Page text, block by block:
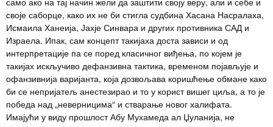
своје саборце, како их не би стигла судбина Хасана Насралаха,
Исмаила Ханеија, Јахје Синвара и других противника САД и
Израела. Ипак, сам концепт такијаха доста зависи и од
интерпретације па се поред класичног виђења, по којем је
такијах искључиво дефанзивна тактика, временом појављује и
офанзивнија варијанта, која дозвољава коришћење обмане како
би се непријатељ анестезирао и то у корист вишег циља, а то је
победа над „неверницима“ и стварање новог халифата.
Имајући у виду прошлост Абу Мухамеда ал Џуланија, не